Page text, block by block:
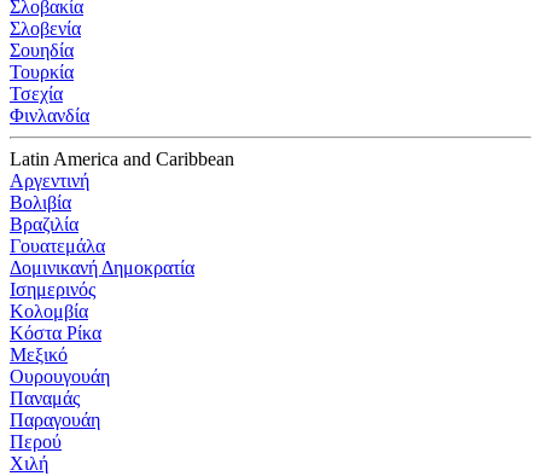
Σλοβακία
Σλοβενία
Σουηδία
Τουρκία
Τσεχία
Φινλανδία
Latin America and Caribbean
Αργεντινή
Βολιβία
Βραζιλία
Γουατεμάλα
Δομινικανή Δημοκρατία
Ισημερινός
Κολομβία
Κόστα Ρίκα
Μεξικό
Ουρουγουάη
Παναμάς
Παραγουάη
Περού
Χιλή